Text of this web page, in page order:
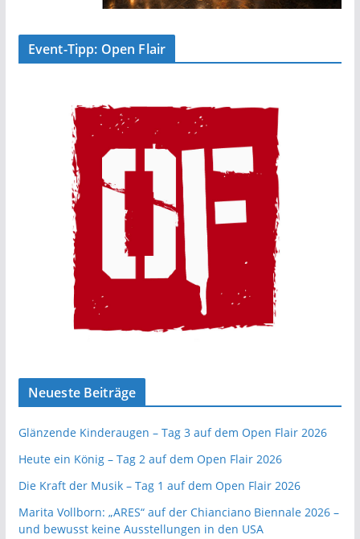
Event-Tipp: Open Flair
Neueste Beiträge
Glänzende Kinderaugen – Tag 3 auf dem Open Flair 2026
Heute ein König – Tag 2 auf dem Open Flair 2026
Die Kraft der Musik – Tag 1 auf dem Open Flair 2026
Marita Vollborn: „ARES“ auf der Chianciano Biennale 2026 –
und bewusst keine Ausstellungen in den USA